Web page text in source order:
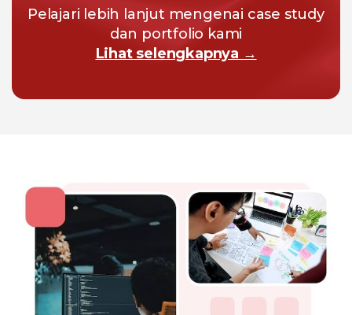
Pelajari lebih lanjut mengenai case study
dan portfolio kami
Lihat selengkapnya →